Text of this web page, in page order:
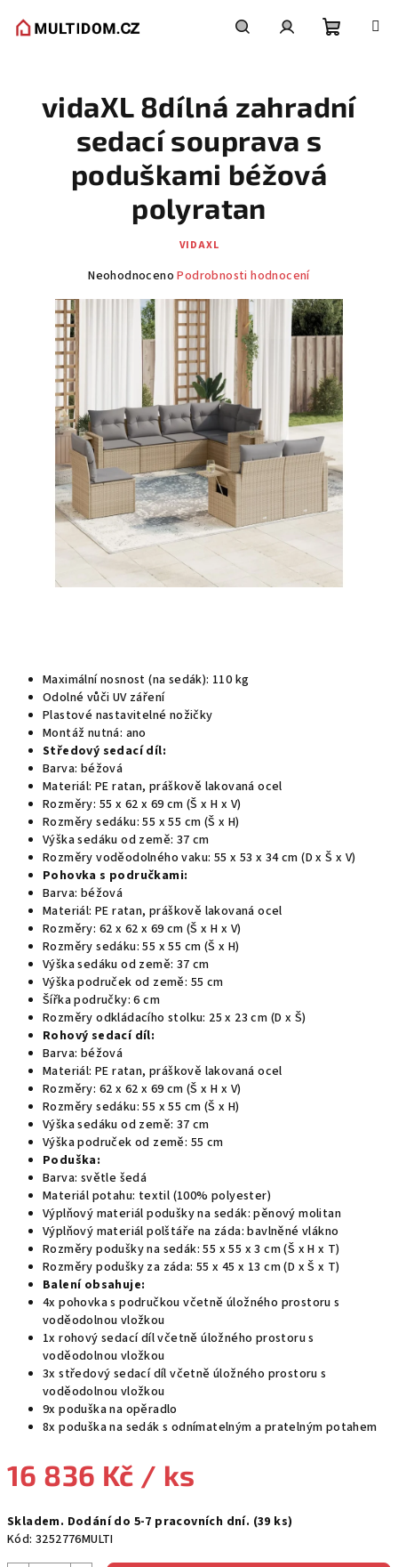
košík
Maximální nosnost (na sedák): 110 kg
Odolné vůči UV záření
Plastové nastavitelné nožičky
Montáž nutná: ano
Středový sedací díl:
Barva: béžová
Materiál: PE ratan, práškově lakovaná ocel
Rozměry: 55 x 62 x 69 cm (Š x H x V)
Rozměry sedáku: 55 x 55 cm (Š x H)
Výška sedáku od země: 37 cm
Rozměry voděodolného vaku: 55 x 53 x 34 cm (D x Š x V)
Pohovka s područkami:
Barva: béžová
Materiál: PE ratan, práškově lakovaná ocel
Rozměry: 62 x 62 x 69 cm (Š x H x V)
Rozměry sedáku: 55 x 55 cm (Š x H)
Výška sedáku od země: 37 cm
Výška područek od země: 55 cm
Šířka područky: 6 cm
Rozměry odkládacího stolku: 25 x 23 cm (D x Š)
Rohový sedací díl:
Barva: béžová
Materiál: PE ratan, práškově lakovaná ocel
Rozměry: 62 x 62 x 69 cm (Š x H x V)
Rozměry sedáku: 55 x 55 cm (Š x H)
Výška sedáku od země: 37 cm
Výška područek od země: 55 cm
Poduška:
Barva: světle šedá
Materiál potahu: textil (100% polyester)
Výplňový materiál podušky na sedák: pěnový molitan
Výplňový materiál polštáře na záda: bavlněné vlákno
Rozměry podušky na sedák: 55 x 55 x 3 cm (Š x H x T)
Rozměry podušky za záda: 55 x 45 x 13 cm (D x Š x T)
Balení obsahuje:
4x pohovka s područkou včetně úložného prostoru s
voděodolnou vložkou
1x rohový sedací díl včetně úložného prostoru s
voděodolnou vložkou
3x středový sedací díl včetně úložného prostoru s
voděodolnou vložkou
9x poduška na opěradlo
8x poduška na sedák s odnímatelným a pratelným potahem
16 836 Kč / ks
cena:
Skladem. Dodání do 5-7 pracovních dní. (39 ks)
Kód: 3252776MULTI
vidaXL 8dílná zahradní
sedací souprava s
poduškami béžová
polyratan
VIDAXL
Průměrné
hvězdiček.
Neohodnoceno Podrobnosti hodnocení